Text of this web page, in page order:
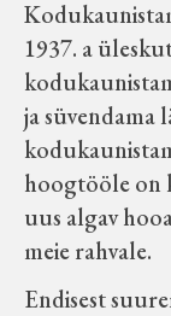
Koduleht
1937. a
ja süvendama
hoogtööle on
uus algav
meie rahvale.
Endisest